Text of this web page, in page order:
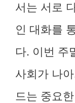
서는 서로
인 대화를
다. 이번 주
사회가 나
드는 중요